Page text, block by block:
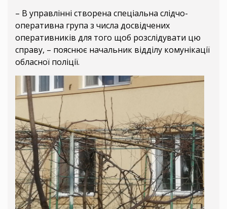
– В управлінні створена спеціальна слідчо-
оперативна група з числа досвідчених
оперативників для того щоб розслідувати цю
справу, – пояснює начальник відділу комунікації
обласної поліції.